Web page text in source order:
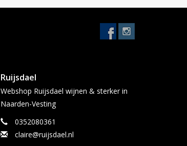
Ruijsdael
Webshop Ruijsdael wijnen & sterker in
Naarden-Vesting
0352080361
claire@ruijsdael.nl